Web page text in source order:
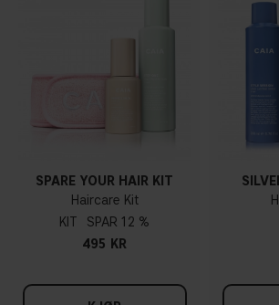
SPARE YOUR HAIR KIT
Haircare Kit
KIT
12 %
495 KR